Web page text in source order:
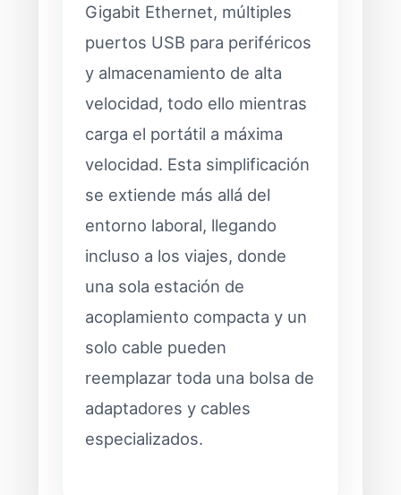
Gigabit Ethernet, múltiples
puertos USB para periféricos
y almacenamiento de alta
velocidad, todo ello mientras
carga el portátil a máxima
velocidad. Esta simplificación
se extiende más allá del
entorno laboral, llegando
incluso a los viajes, donde
una sola estación de
acoplamiento compacta y un
solo cable pueden
reemplazar toda una bolsa de
adaptadores y cables
especializados.